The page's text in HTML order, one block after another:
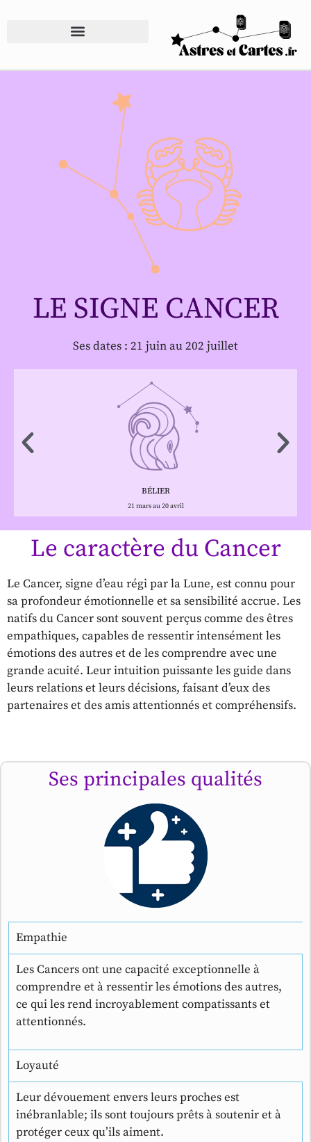
LE SIGNE CANCER
Ses dates : 21 juin au 202 juillet
BÉLIER
21 mars au 20 avril
Le caractère du Cancer
Le Cancer, signe d’eau régi par la Lune, est connu pour
sa profondeur émotionnelle et sa sensibilité accrue. Les
natifs du Cancer sont souvent perçus comme des êtres
empathiques, capables de ressentir intensément les
émotions des autres et de les comprendre avec une
grande acuité. Leur intuition puissante les guide dans
leurs relations et leurs décisions, faisant d’eux des
partenaires et des amis attentionnés et compréhensifs.
Ses principales qualités
Empathie
Les Cancers ont une capacité exceptionnelle à
comprendre et à ressentir les émotions des autres,
ce qui les rend incroyablement compatissants et
attentionnés.
Loyauté
Leur dévouement envers leurs proches est
inébranlable; ils sont toujours prêts à soutenir et à
protéger ceux qu’ils aiment.